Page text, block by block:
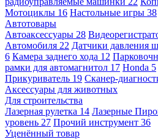
Мотоциклы 16 Настольные игры 38
Автотовары
Автоаксессуары 28
Автомобиля 22 Датчики давления
6 Камера заднего хода 12
рамки для автомагнитол 17 Honda 5
Прикуриватель 19 Сканер-
Аксессуары для животных
Для строительства
Лазерная рулетка 14 Лазерные
уровень 27 Прочий инструмент 36
Уценённый товар